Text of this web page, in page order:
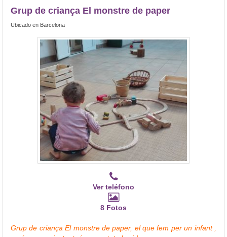
Grup de criança El monstre de paper
Ubicado en Barcelona
Ver teléfono
8 Fotos
Grup de criança El monstre de paper, el que fem per un infant ,